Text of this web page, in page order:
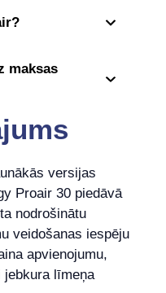
maksas
versijas
Proair 30 piedāvā
nodrošinātu
veidošanas iespēju
apvienojumu,
jebkura līmeņa